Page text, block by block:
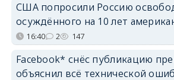
США попросили Россию
осуждённого на 10 лет
16:40 2 147
Facebook* снёс публикацию
объяснил всё технической